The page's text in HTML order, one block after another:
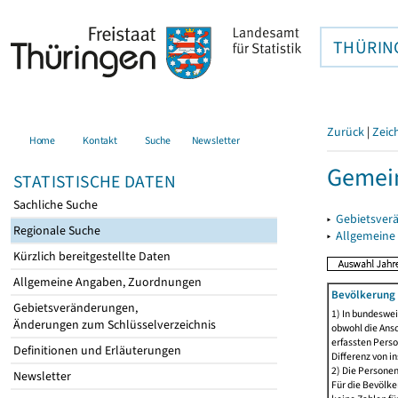
Home Kontakt Suche Newsletter
STATISTISCHE DATEN
Sachliche Suche
Regionale Suche
Kürzlich bereitgestellte Daten
Allgemeine Angaben, Zuordnungen
Gebietsveränderungen,
Änderungen zum Schlüsselverzeichnis
Definitionen und Erläuterungen
Newsletter
Zurück |
▸
▸
1) In
obwohl die
erfassten
Differenz von
2) Die
Für die